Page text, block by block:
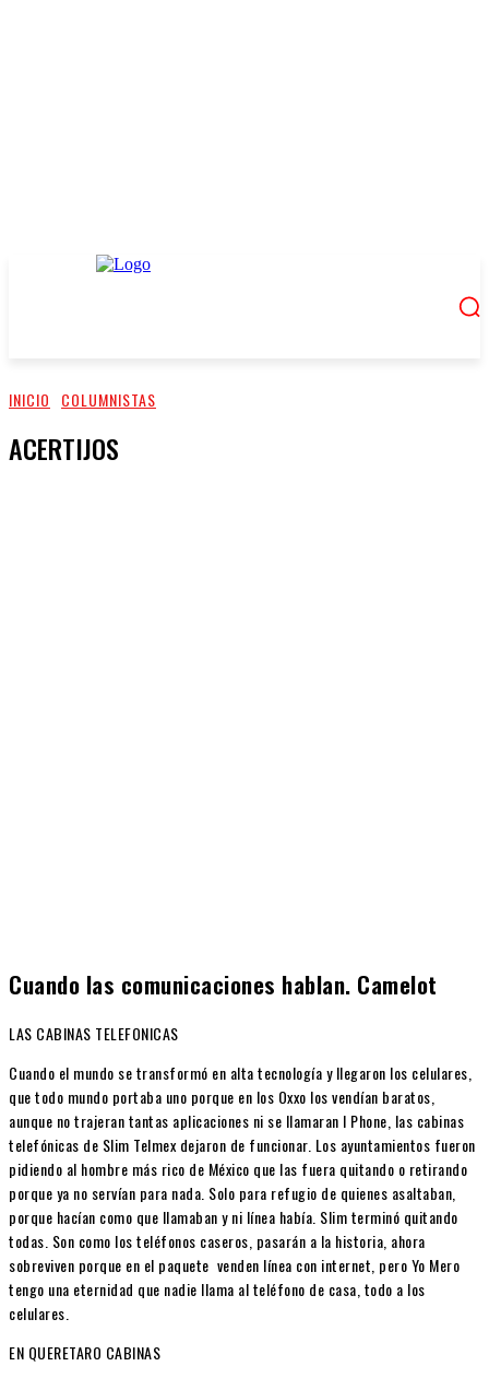
INICIO COLUMNISTAS
ACERTIJOS
Cuando las comunicaciones hablan. Camelot
LAS CABINAS TELEFONICAS
Cuando el mundo se transformó en alta tecnología y llegaron los celulares,
que todo mundo portaba uno porque en los Oxxo los vendían baratos,
aunque no trajeran tantas aplicaciones ni se llamaran I Phone, las cabinas
telefónicas de Slim Telmex dejaron de funcionar. Los ayuntamientos fueron
pidiendo al hombre más rico de México que las fuera quitando o retirando
porque ya no servían para nada. Solo para refugio de quienes asaltaban,
porque hacían como que llamaban y ni línea había. Slim terminó quitando
todas. Son como los teléfonos caseros, pasarán a la historia, ahora
sobreviven porque en el paquete venden línea con internet, pero Yo Mero
tengo una eternidad que nadie llama al teléfono de casa, todo a los
celulares.
EN QUERETARO CABINAS